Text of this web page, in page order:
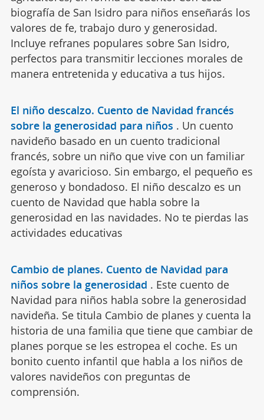
biografía de San Isidro para niños enseñarás los
valores de fe, trabajo duro y generosidad.
Incluye refranes populares sobre San Isidro,
perfectos para transmitir lecciones morales de
manera entretenida y educativa a tus hijos.
El niño descalzo. Cuento de Navidad francés
sobre la generosidad para niños . Un cuento
navideño basado en un cuento tradicional
francés, sobre un niño que vive con un familiar
egoísta y avaricioso. Sin embargo, el pequeño es
generoso y bondadoso. El niño descalzo es un
cuento de Navidad que habla sobre la
generosidad en las navidades. No te pierdas las
actividades educativas
Cambio de planes. Cuento de Navidad para
niños sobre la generosidad . Este cuento de
Navidad para niños habla sobre la generosidad
navideña. Se titula Cambio de planes y cuenta la
historia de una familia que tiene que cambiar de
planes porque se les estropea el coche. Es un
bonito cuento infantil que habla a los niños de
valores navideños con preguntas de
comprensión.